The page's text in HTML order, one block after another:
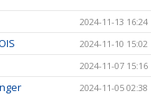
2024-11-13 16:24
2024-11-10 15:02
2024-11-07 15:16
2024-11-05 02:38